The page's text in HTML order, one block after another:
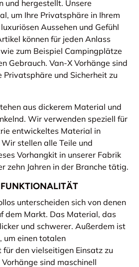
und hergestellt. Unsere
um Ihre Privatsphäre in Ihrem
Aussehen und Gefühl
können für jeden Anlass
zum Beispiel Campingplätze
Gebrauch. Van-X Vorhänge sind
Privatsphäre und Sicherheit zu
aus dickerem Material und
Wir verwenden speziell für
entwickeltes Material in
stellen alle Teile und
Vorhangkit in unserer Fabrik
zehn Jahren in der Branche tätig.
unterscheiden sich von denen
dem Markt. Das Material, das
und schwerer. Außerdem ist
um einen totalen
den vielseitigen Einsatz zu
sind maschinell